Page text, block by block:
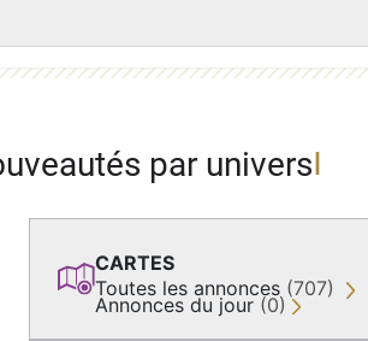
par univers
CARTES
Toutes les annonces (707)
Annonces du jour (0)